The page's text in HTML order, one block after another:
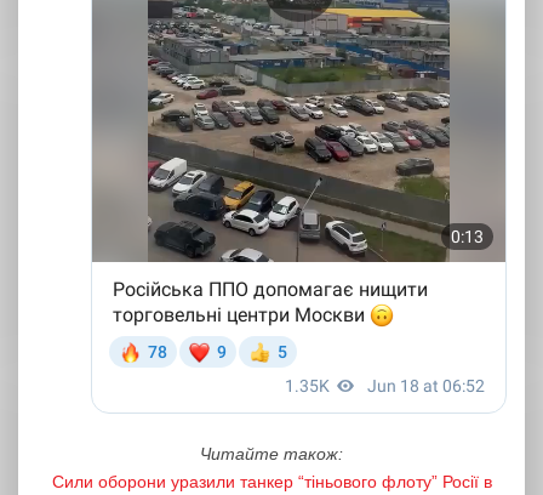
Читайте також:
Сили оборони уразили танкер “тіньового флоту” Росії в